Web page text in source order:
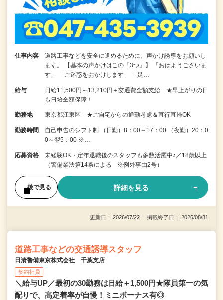
仕事内容
道路工事などを安全に進めるために、声かけ誘導をお願いし
ます。 【基本の声かけはこの『3つ』】 「おはようございま
す」 「ご迷惑をおかけします」 「足…
給与
日給11,500円～13,210円＋交通費全額支給 ★早上がりの日
も日給全額保障！
勤務地 東京都江東区 ★ご自宅からの通勤考慮＆直行直帰OK
勤務時間
自己申告のシフト制 （日勤）8：00～17：00 （夜勤）20：0
0～翌5：00 ※…
応募資格
未経験OK・定年退職後のスタッフも多数活躍中♪／18歳以上
（警備業法第14条による ※例外事由2号）
後で見る 詳細を見る
更新日： 2026/07/22 掲載終了日： 2026/08/31
道路工事などの交通誘導スタッフ
日清警備東京株式会社 千葉支店
契約社員
＼給与UP／最初の30勤務は日給＋1,500円★隊員第一の気
配りで、高定着率が自慢！ミニボーナス有◎